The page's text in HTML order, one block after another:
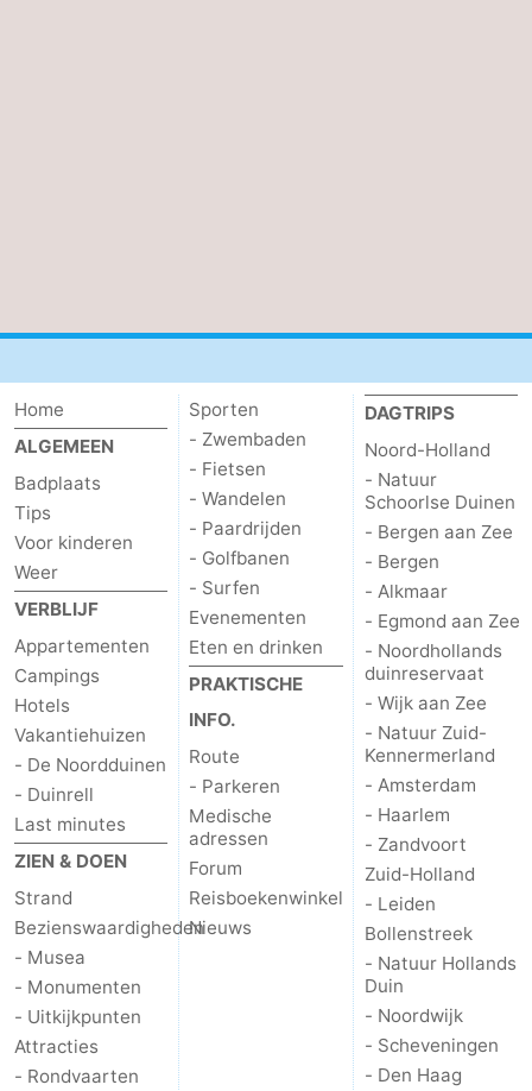
Home
ALGEMEEN
Badplaats
Tips
Voor kinderen
Weer
VERBLIJF
Appartementen
Campings
Hotels
Vakantiehuizen
- De Noordduinen
- Duinrell
Last minutes
ZIEN & DOEN
Strand
Bezienswaardigheden
- Musea
- Monumenten
- Uitkijkpunten
Attracties
- Rondvaarten
Sporten
- Zwembaden
- Fietsen
- Wandelen
- Paardrijden
- Golfbanen
- Surfen
Evenementen
Eten en drinken
PRAKTISCHE
INFO.
Route
- Parkeren
Medische
adressen
Forum
Reisboekenwinkel
Nieuws
DAGTRIPS
Noord-Holland
- Natuur
Schoorlse Duinen
- Bergen aan Zee
- Bergen
- Alkmaar
- Egmond aan Zee
- Noordhollands
duinreservaat
- Wijk aan Zee
- Natuur Zuid-
Kennermerland
- Amsterdam
- Haarlem
- Zandvoort
Zuid-Holland
- Leiden
Bollenstreek
- Natuur Hollands
Duin
- Noordwijk
- Scheveningen
- Den Haag